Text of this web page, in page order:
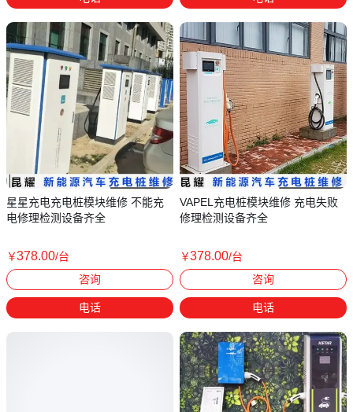
星星充电充电桩模块维修 不能充
电修理检测设备齐全
￥378.00/台
咨询
电话
VAPEL充电桩模块维修 充电失败
修理检测设备齐全
￥378.00/台
咨询
电话